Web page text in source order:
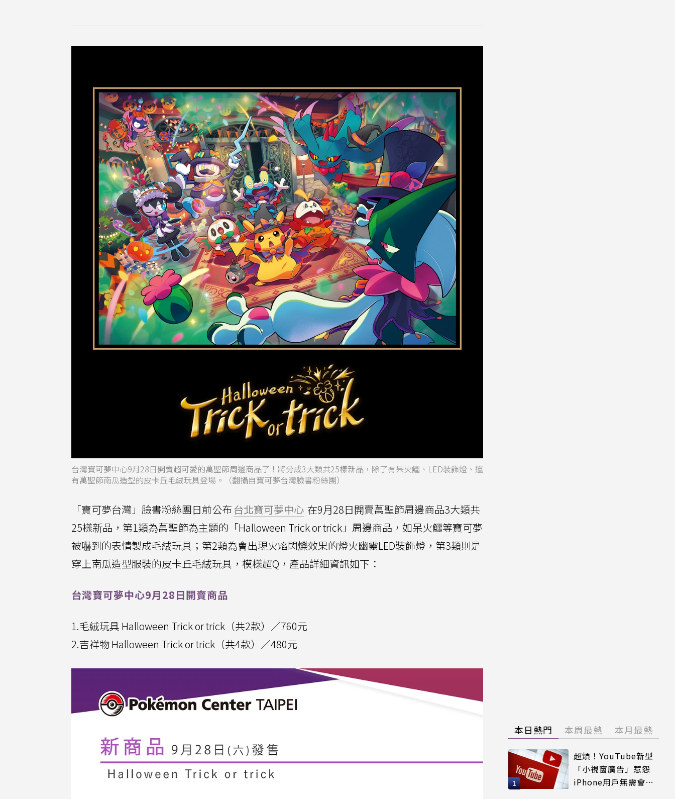
台灣寶可夢中心9月28日開賣超可愛的萬聖節周邊商品了！將分成3大類共25樣新品，除了有呆火鱷、LED裝飾燈、還
有萬聖節南瓜造型的皮卡丘毛絨玩具登場。（翻攝自寶可夢台灣臉書粉絲團）
「寶可夢台灣」臉書粉絲團日前公布 台北寶可夢中心 在9月28日開賣萬聖節周邊商品3大類共
25樣新品，第1類為萬聖節為主題的「Halloween Trick or trick」周邊商品，如呆火鱷等寶可夢
被嚇到的表情製成毛絨玩具；第2類為會出現火焰閃爍效果的燈火幽靈LED裝飾燈，第3類則是
穿上南瓜造型服裝的皮卡丘毛絨玩具，模樣超Q，產品詳細資訊如下：
台灣寶可夢中心9月28日開賣商品
1.毛絨玩具 Halloween Trick or trick（共2款）／760元
2.吉祥物 Halloween Trick or trick（共4款）／480元
本日熱門 本周最熱 本月最熱
超煩！YouTube新型
「小視窗廣告」惹怨
iPhone用戶無需會員